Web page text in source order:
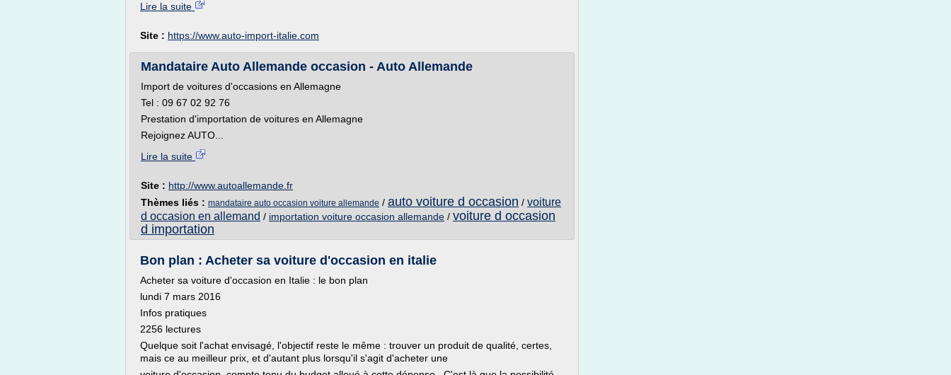
Lire la suite
Site : https://www.auto-import-italie.com
Mandataire Auto Allemande occasion - Auto Allemande
Import de voitures d'occasions en Allemagne
Tel : 09 67 02 92 76
Prestation d'importation de voitures en Allemagne
Rejoignez AUTO...
Lire la suite
Site : http://www.autoallemande.fr
Thèmes liés : mandataire auto occasion voiture allemande / auto voiture d occasion / voiture
d occasion en allemand / importation voiture occasion allemande / voiture d occasion
d importation
Bon plan : Acheter sa voiture d'occasion en italie
Acheter sa voiture d'occasion en Italie : le bon plan
lundi 7 mars 2016
Infos pratiques
2256 lectures
Quelque soit l'achat envisagé, l'objectif reste le même : trouver un produit de qualité, certes,
mais ce au meilleur prix, et d'autant plus lorsqu'il s'agit d'acheter une